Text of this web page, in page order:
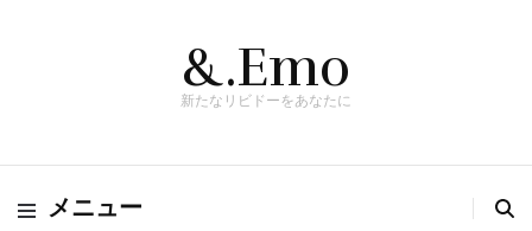
&.Emo
新たなリビドーをあなたに
メニュー